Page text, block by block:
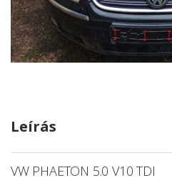
Leírás
VW PHAETON 5.0 V10 TDI